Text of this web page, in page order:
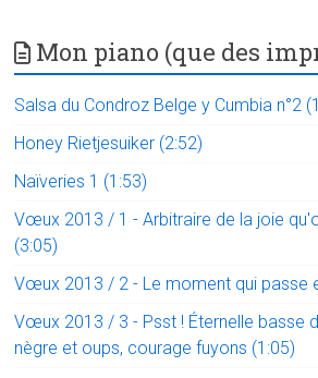
Mon piano (que des
Salsa du Condroz Belge y Cumbia n°2
Honey Rietjesuiker (2:52)
Naïveries 1 (1:53)
Vœux 2013 / 1 - Arbitraire de la joie
(3:05)
Vœux 2013 / 2 - Le moment qui passe
Vœux 2013 / 3 - Psst ! Éternelle basse
nègre et oups, courage fuyons (1:05)